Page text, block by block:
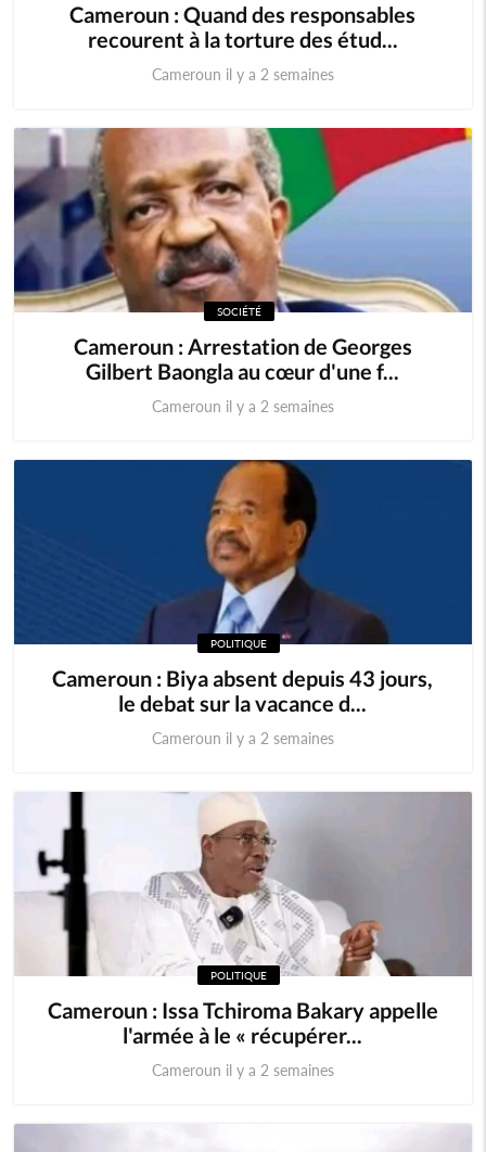
Cameroun : Quand des responsables
recourent à la torture des étud...
Cameroun il y a 2 semaines
SOCIÉTÉ
Cameroun : Arrestation de Georges
Gilbert Baongla au cœur d'une f...
Cameroun il y a 2 semaines
POLITIQUE
Cameroun : Biya absent depuis 43 jours,
le debat sur la vacance d...
Cameroun il y a 2 semaines
POLITIQUE
Cameroun : Issa Tchiroma Bakary appelle
l'armée à le « récupérer...
Cameroun il y a 2 semaines